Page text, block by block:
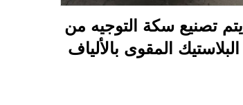
يتم تصنيع سكة التوجيه من
البلاستيك المقوى بالألياف